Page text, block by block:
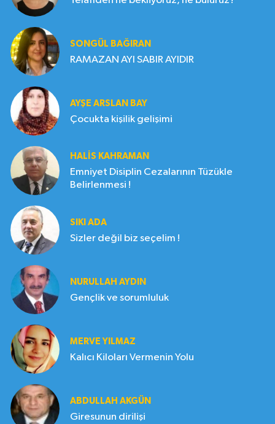
SONGÜL BAĞIRAN
RAMAZAN AYI SABIR AYIDIR
AYŞE ARSLAN BAY
Çocukta kişilik gelişimi
HALIS KAHRAMAN
Emniyet Disiplin Cezalarının Tüzükle
Belirlenmesi !
SIKI ADA
Sizler değil biz seçelim !
NURULLAH AYDIN
Gençlik ve sorumluluk
MERVE YILMAZ
Kalıcı Kiloları Vermenin Yolu
ABDULLAH AKGÜN
Giresunun dirilişi